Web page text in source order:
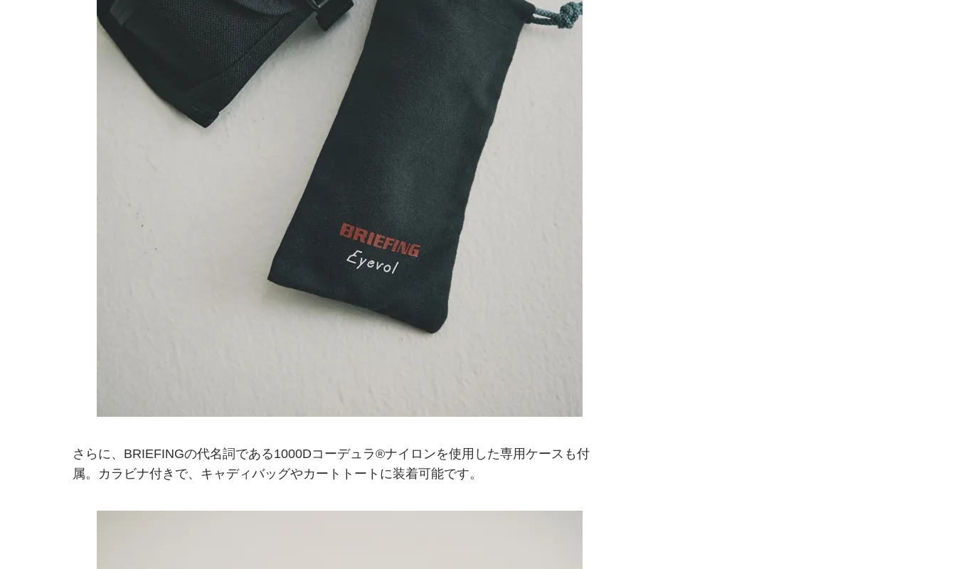
さらに、BRIEFINGの代名詞である1000Dコーデュラ®ナイロンを使用した専用ケースも付
属。カラビナ付きで、キャディバッグやカートトートに装着可能です。